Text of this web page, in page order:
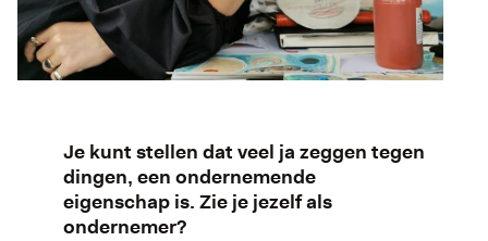
Je kunt stellen dat veel ja zeggen tegen
dingen, een ondernemende
eigenschap is. Zie je jezelf als
ondernemer?